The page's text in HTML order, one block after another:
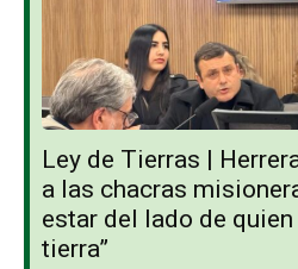
Ley de Tierras |
a las chacras
estar del lado de
tierra”